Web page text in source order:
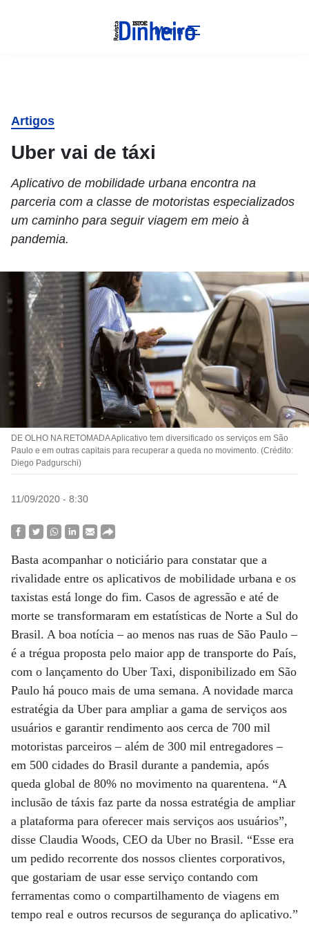
Menu
Artigos
Uber vai de táxi
Aplicativo de mobilidade urbana encontra na
parceria com a classe de motoristas especializados
um caminho para seguir viagem em meio à
pandemia.
DE OLHO NA RETOMADA Aplicativo tem diversificado os serviços em São
Paulo e em outras capitais para recuperar a queda no movimento. (Crédito:
Diego Padgurschi)
11/09/2020 - 8:30
Basta acompanhar o noticiário para constatar que a
rivalidade entre os aplicativos de mobilidade urbana e os
taxistas está longe do fim. Casos de agressão e até de
morte se transformaram em estatísticas de Norte a Sul do
Brasil. A boa notícia – ao menos nas ruas de São Paulo –
é a trégua proposta pelo maior app de transporte do País,
com o lançamento do Uber Taxi, disponibilizado em São
Paulo há pouco mais de uma semana. A novidade marca
estratégia da Uber para ampliar a gama de serviços aos
usuários e garantir rendimento aos cerca de 700 mil
motoristas parceiros – além de 300 mil entregadores –
em 500 cidades do Brasil durante a pandemia, após
queda global de 80% no movimento na quarentena. “A
inclusão de táxis faz parte da nossa estratégia de ampliar
a plataforma para oferecer mais serviços aos usuários”,
disse Claudia Woods, CEO da Uber no Brasil. “Esse era
um pedido recorrente dos nossos clientes corporativos,
que gostariam de usar esse serviço contando com
ferramentas como o compartilhamento de viagens em
tempo real e outros recursos de segurança do aplicativo.”